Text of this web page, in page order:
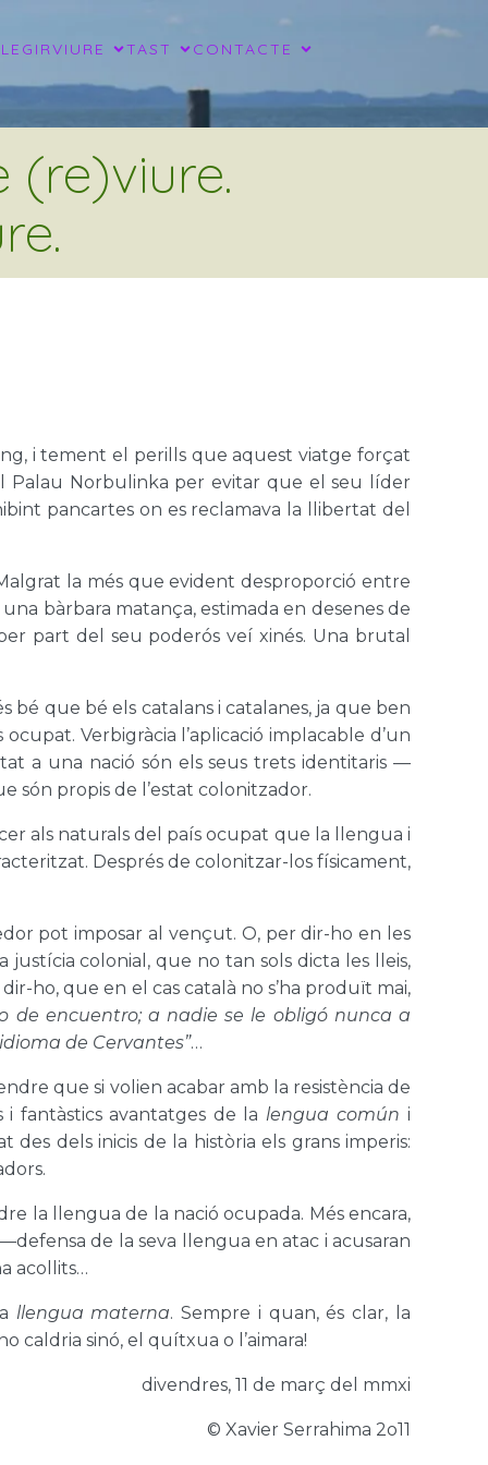
VIURE TAST CONTACTE
(re)viure.
i tement el perills que aquest viatge forçat
Palau Norbulinka per evitar que el seu líder
pancartes on es reclamava la llibertat del
la més que evident desproporció entre
bàrbara matança, estimada en desenes de
part del seu poderós veí xinés. Una brutal
bé que bé els catalans i catalanes, ja que ben
Verbigràcia l’aplicació implacable d’un
a una nació són els seus trets identitaris —
són propis de l’estat colonitzador.
als naturals del país ocupat que la llengua i
Després de colonitzar-los físicament,
pot imposar al vençut. O, per dir-ho en les
justícia colonial, que no tan sols dicta les lleis,
ho, que en el cas català no s’ha produït mai,
de encuentro; a nadie se le obligó nunca a
de Cervantes”…
que si volien acabar amb la resistència de
i fantàstics avantatges de la lengua común i
dels inicis de la història els grans imperis:
la llengua de la nació ocupada. Més encara,
de la seva llengua en atac i acusaran
acollits…
llengua materna. Sempre i quan, és clar, la
caldria sinó, el quítxua o l’aimara!
divendres, 11 de març del mmxi
© Xavier Serrahima 2o11